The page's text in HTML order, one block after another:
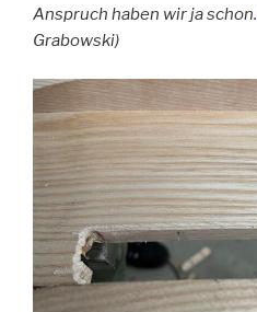
Anspruch haben wir ja schon.
Grabowski)